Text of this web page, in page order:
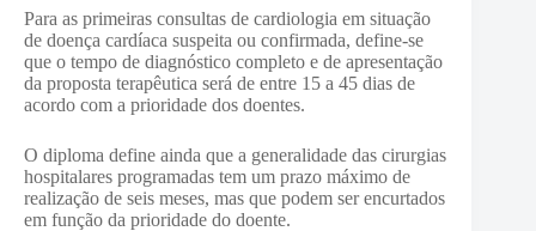
Para as primeiras consultas de cardiologia em situação
de doença cardíaca suspeita ou confirmada, define-se
que o tempo de diagnóstico completo e de apresentação
da proposta terapêutica será de entre 15 a 45 dias de
acordo com a prioridade dos doentes.
O diploma define ainda que a generalidade das cirurgias
hospitalares programadas tem um prazo máximo de
realização de seis meses, mas que podem ser encurtados
em função da prioridade do doente.